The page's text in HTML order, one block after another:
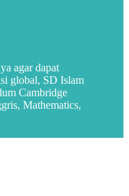
agar dapat
global, SD Islam
Cambridge
Mathematics,